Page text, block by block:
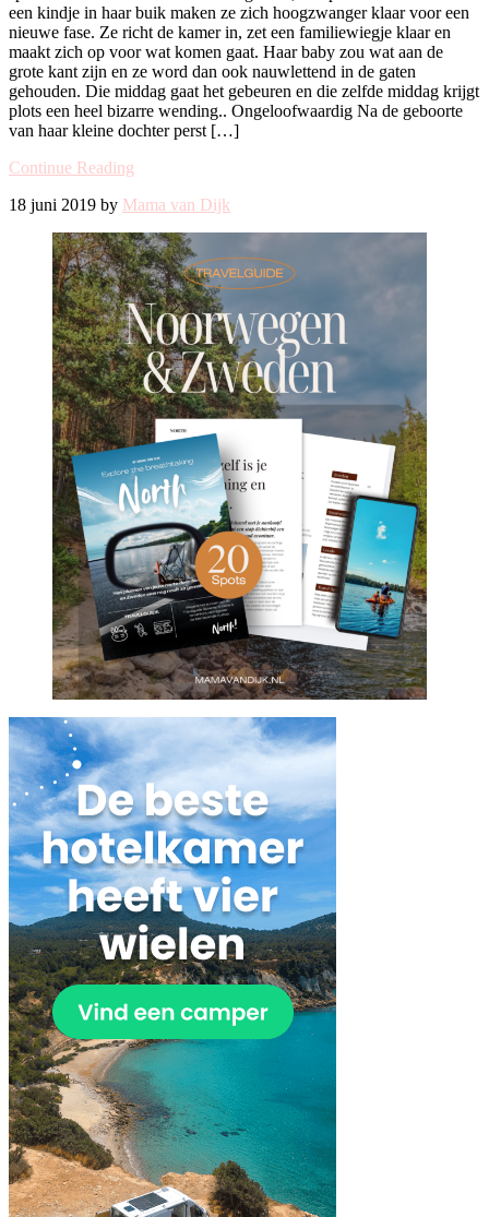
een kindje in haar buik maken ze zich hoogzwanger klaar voor een
nieuwe fase. Ze richt de kamer in, zet een familiewiegje klaar en
maakt zich op voor wat komen gaat. Haar baby zou wat aan de
grote kant zijn en ze word dan ook nauwlettend in de gaten
gehouden. Die middag gaat het gebeuren en die zelfde middag krijgt
plots een heel bizarre wending.. Ongeloofwaardig Na de geboorte
van haar kleine dochter perst […]
Continue Reading
18 juni 2019 by Mama van Dijk